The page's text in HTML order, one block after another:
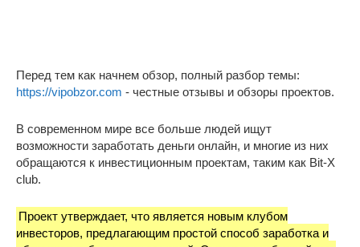
Перед тем как начнем обзор, полный разбор темы:
https://vipobzor.com - честные отзывы и обзоры проектов.
В современном мире все больше людей ищут
возможности заработать деньги онлайн, и многие из них
обращаются к инвестиционным проектам, таким как Bit-X
club.
Проект утверждает, что является новым клубом
инвесторов, предлагающим простой способ заработка и